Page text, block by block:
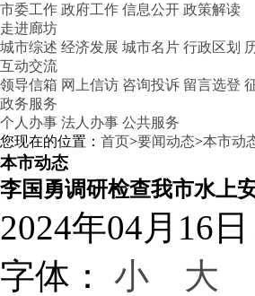
市委工作 政府工作 信息公开 政策解读
走进廊坊
城市综述 经济发展 城市名片 行政区划
互动交流
领导信箱 网上信访 咨询投诉 留言选登
政务服务
个人办事 法人办事 公共服务
您现在的位置： 首页>要闻动态>本市动
本市动态
李国勇调研检查我市水上
2024年04月16日
字体： 小 大